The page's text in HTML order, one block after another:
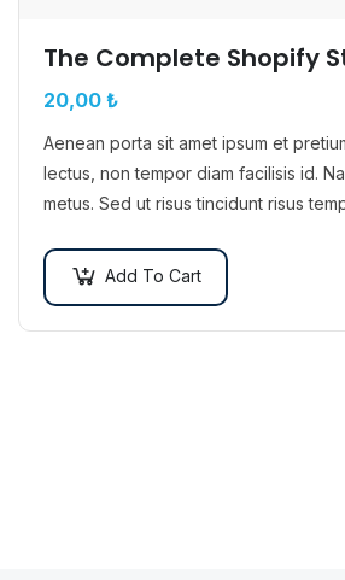
The Complete Shopify
20,00 ₺
Aenean porta sit amet ipsum et
lectus, non tempor diam facilisis id.
metus. Sed ut risus tincidunt risus
Add To Cart